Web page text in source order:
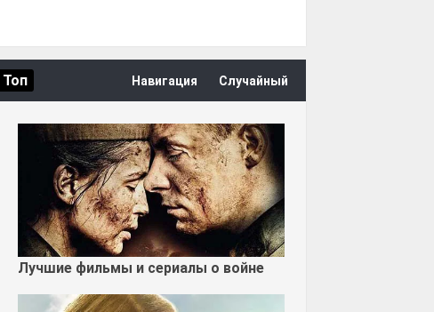
Топ Навигация Случайный
Лучшие фильмы и сериалы о войне